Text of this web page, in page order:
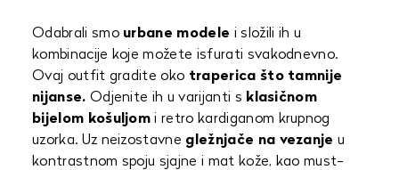
Odabrali smourbane modele i složili ih u
kombinacije koje možete isfurati svakodnevno.
Ovaj outfit gradite oko traperica što tamnije
nijanse. Odjenite ih u varijanti s klasičnom
bijelom košuljom i retro kardiganom krupnog
uzorka. Uz neizostavne gležnjače na vezanje u
kontrastnom spoju sjajne i mat kože, kao must-